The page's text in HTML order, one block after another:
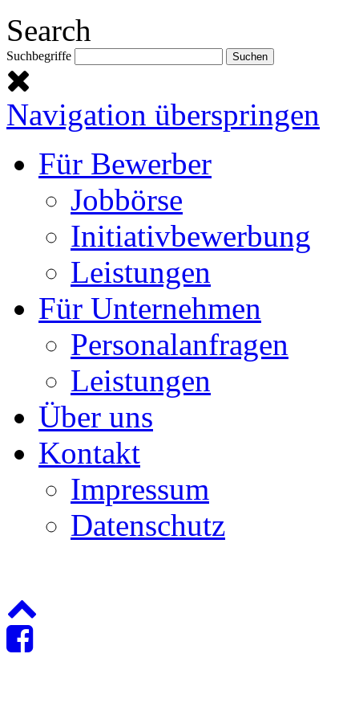
Search
Suchbegriffe
Navigation überspringen
Für Bewerber
Jobbörse
Initiativbewerbung
Leistungen
Für Unternehmen
Personalanfragen
Leistungen
Über uns
Kontakt
Impressum
Datenschutz